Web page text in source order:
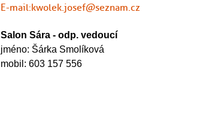
E-mail:kwolek.josef@seznam.cz
Salon Sára - odp. vedoucí
jméno: Šárka Smolíková
mobil: 603 157 556